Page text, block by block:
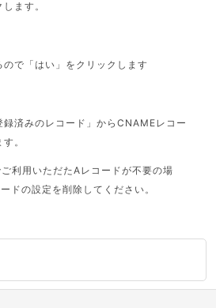
ます。
で「はい」をクリックします
済みのレコード」からCNAMEレコー
。
利用いただたAレコードが不要の場
ドの設定を削除してください。